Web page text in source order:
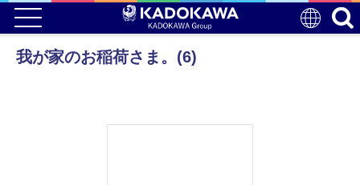
我が家のお稲荷さま。(6)